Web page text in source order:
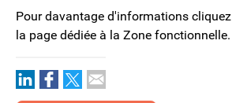
Pour davantage d'informations cliquez
la page dédiée à la Zone fonctionnelle.